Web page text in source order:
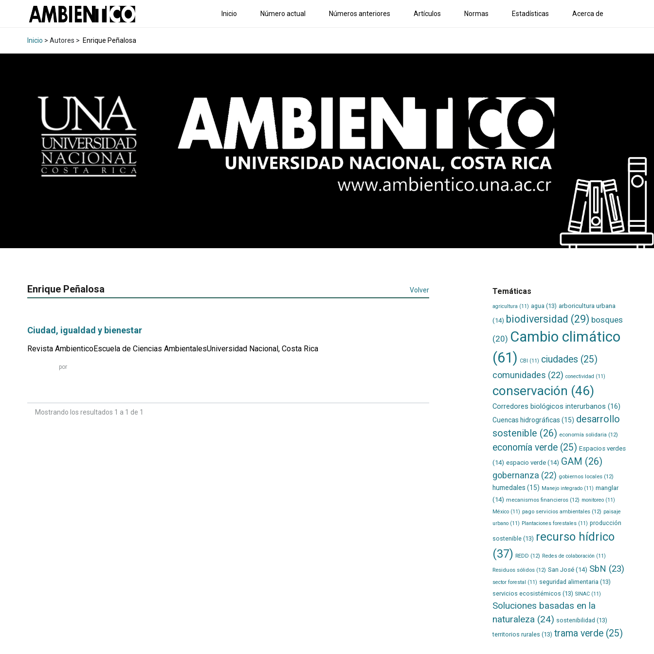
Inicio Número actual Números anteriores Artículos Normas Estadísticas Acerca de
Inicio > Autores > Enrique Peñalosa
Enrique Peñalosa Volver
Ciudad, igualdad y bienestar
Revista AmbienticoEscuela de Ciencias AmbientalesUniversidad Nacional, Costa Rica
por
Mostrando los resultados 1 a 1 de 1
Temáticas
agricultura (11) agua (13) arboricultura urbana
(14) biodiversidad (29) bosques
(20) Cambio climático
(61) CBI (11) ciudades (25)
comunidades (22) conectividad (11)
conservación (46)
Corredores biológicos interurbanos (16)
Cuencas hidrográficas (15) desarrollo
sostenible (26) economía solidaria (12)
economía verde(25) Espacios verdes
(14) espacio verde(14) GAM (26)
gobernanza (22) gobiernos locales(12)
humedales (15) Manejo integrado(11) manglar
(14) mecanismos financieros(12) monitoreo(11)
México(11) pago servicios ambientales(12) paisaje
urbano(11) Plantaciones forestales(11) producción
sostenible(13) recurso hídrico
(37) REDD (12) Redes de colaboración (11)
Residuos sólidos(12) San José(14) SbN (23)
sector forestal (11) seguridad alimentaria (13)
servicios ecosistémicos (13) SINAC(11)
Soluciones basadas en la
naturaleza (24) sostenibilidad (13)
territorios rurales (13) trama verde(25)